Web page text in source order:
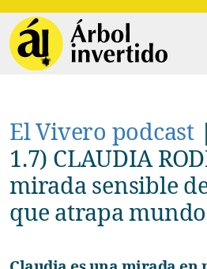
El Vivero podcast|
1.7) CLAUDIA
mirada sensible
que atrapa